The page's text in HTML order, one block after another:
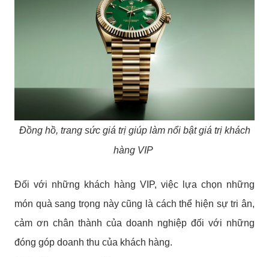
Đồng hồ, trang sức giá trị giúp làm nổi bật giá trị khách
hàng VIP
Đối với những khách hàng VIP, việc lựa chọn những
món quà sang trọng này cũng là cách thể hiện sự tri ân,
cảm ơn chân thành của doanh nghiệp đối với những
đóng góp doanh thu của khách hàng.